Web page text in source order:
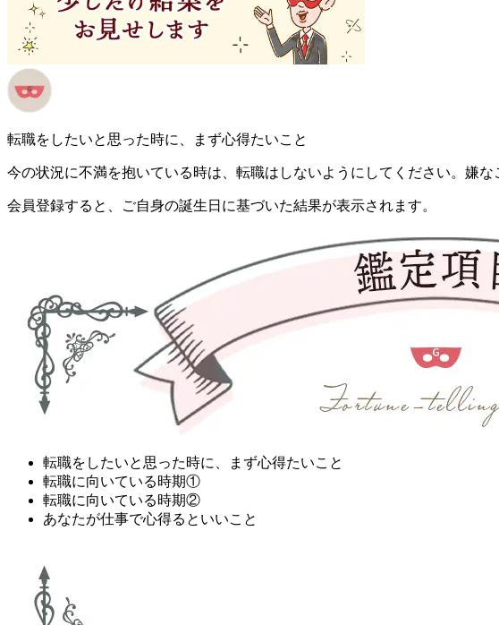
転職をしたいと思った時に、まず心得たいこと
今の状況に不満を抱いている時は、転職はしないようにしてください。嫌
会員登録すると、ご自身の誕生日に基づいた結果が表示されます。
転職をしたいと思った時に、まず心得たいこと
転職に向いている時期①
転職に向いている時期②
あなたが仕事で心得るといいこと